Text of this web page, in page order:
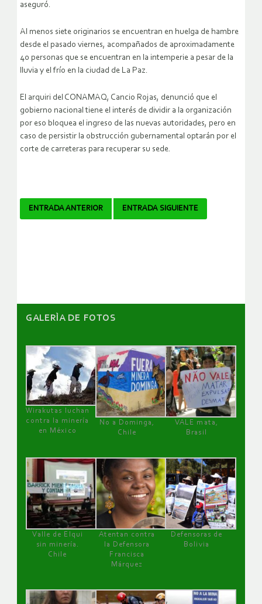
aseguró.
Al menos siete originarios se encuentran en huelga de hambre
desde el pasado viernes, acompañados de aproximadamente
40 personas que se encuentran en la intemperie a pesar de la
lluvia y el frío en la ciudad de La Paz.
El arquiri del CONAMAQ, Cancio Rojas, denunció que el
gobierno nacional tiene el interés de dividir a la organización
por eso bloquea el ingreso de las nuevas autoridades, pero en
caso de persistir la obstrucción gubernamental optarán por el
corte de carreteras para recuperar su sede.
Navegador
ENTRADA ANTERIOR ENTRADA SIGUIENTE
GALERÌA DE FOTOS
Wirakutas luchan
contra la minería
en México
No a Dominga,
Chile
VALE mata,
Brasil
Valle de Elqui
sin minería.
Chile
Atentan contra
la Defensora
Francisca
Márquez
Defensoras de
Bolivia